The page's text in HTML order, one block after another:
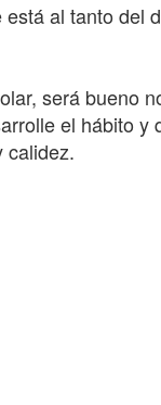
al tanto del
será bueno
el hábito
calidez.